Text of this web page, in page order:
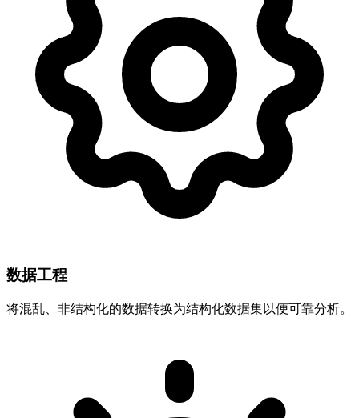
数据工程
将混乱、非结构化的数据转换为结构化数据集以便可靠分析。